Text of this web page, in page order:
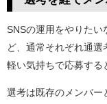
SNSの運用をやりた
ど、通常それぞれ通
軽い気持ちで応募する
選考は既存のメンバー